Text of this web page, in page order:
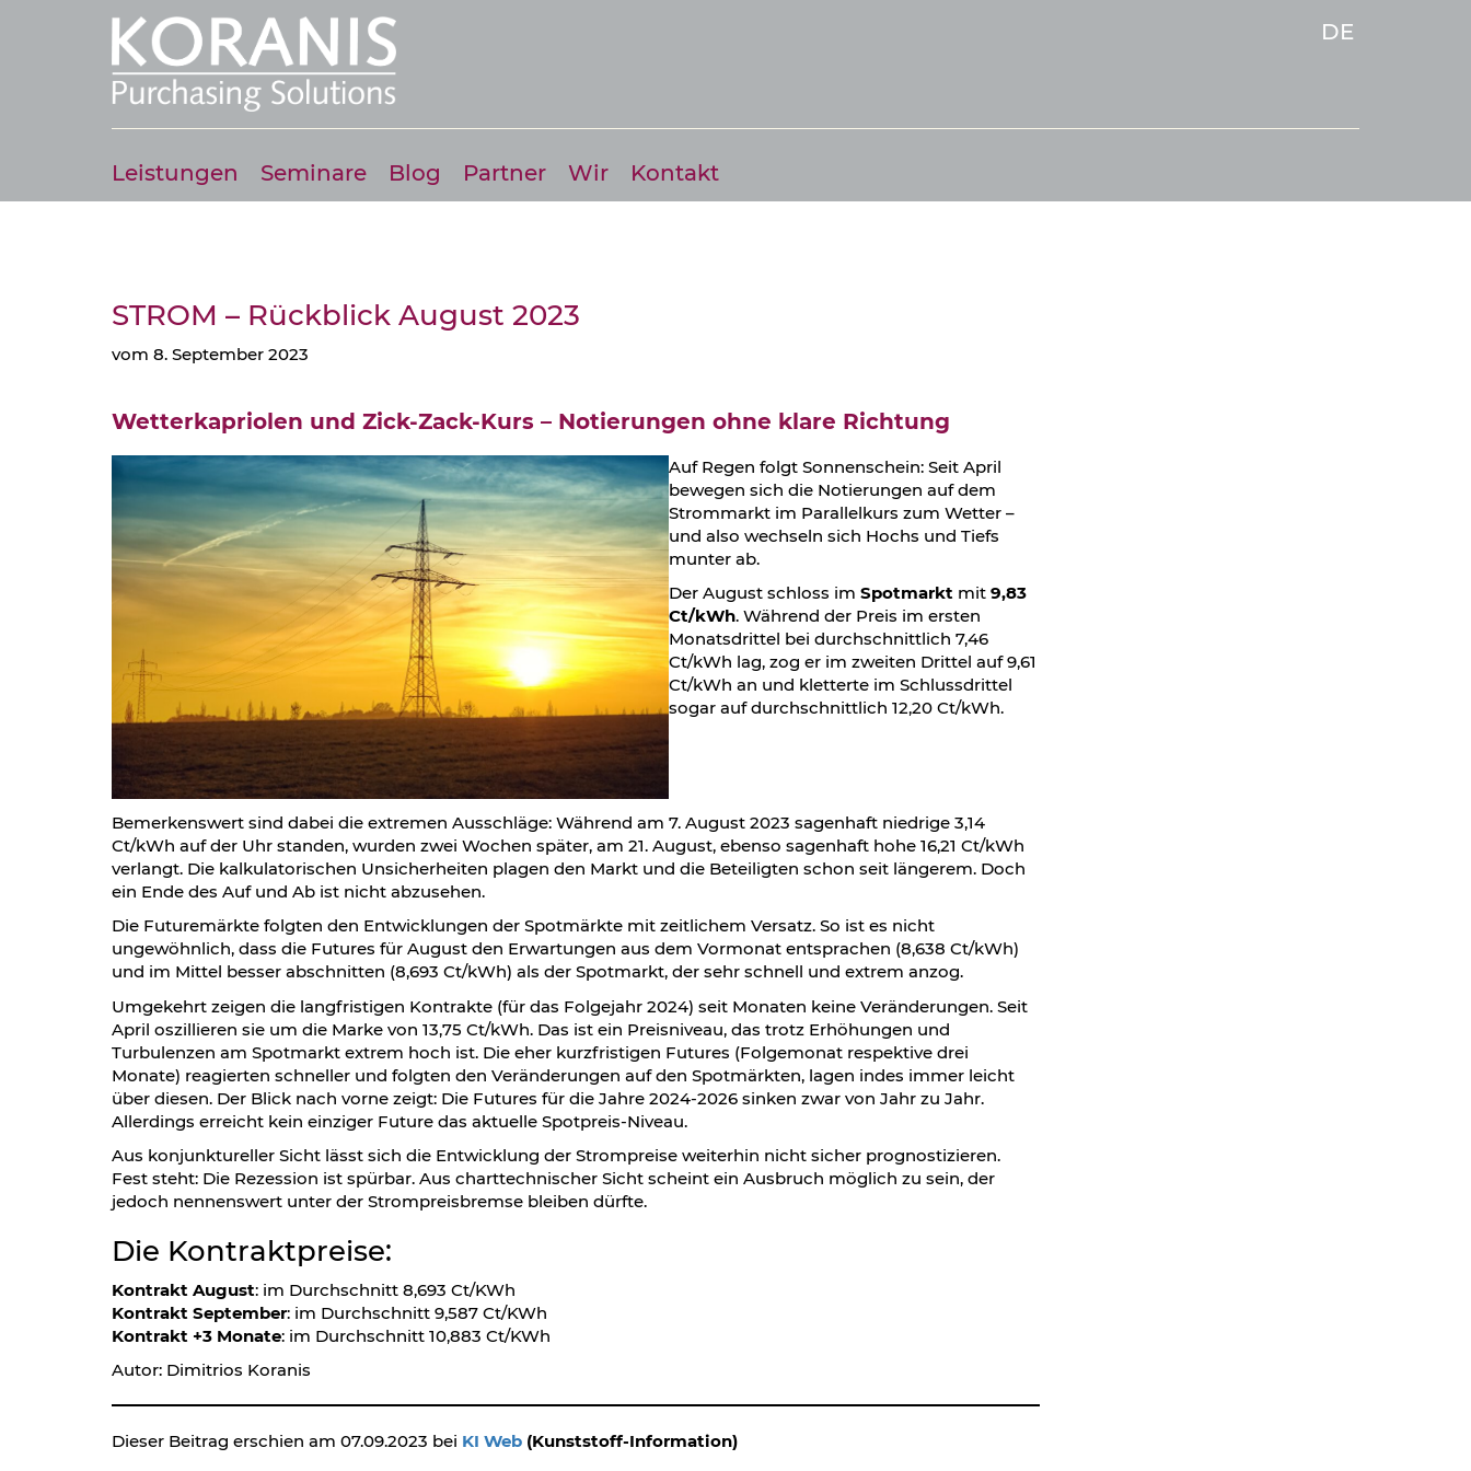
DE
Leistungen Seminare Blog Partner Wir Kontakt
STROM – Rückblick August 2023
vom 8. September 2023
Wetterkapriolen und Zick-Zack-Kurs – Notierungen ohne klare Richtung
Auf Regen folgt Sonnenschein: Seit April
bewegen sich die Notierungen auf dem
Strommarkt im Parallelkurs zum Wetter –
und also wechseln sich Hochs und Tiefs
munter ab.
Der August schloss im Spotmarkt mit 9,83
Ct/kWh. Während der Preis im ersten
Monatsdrittel bei durchschnittlich 7,46
Ct/kWh lag, zog er im zweiten Drittel auf 9,61
Ct/kWh an und kletterte im Schlussdrittel
sogar auf durchschnittlich 12,20 Ct/kWh.
Bemerkenswert sind dabei die extremen Ausschläge: Während am 7. August 2023 sagenhaft niedrige 3,14
Ct/kWh auf der Uhr standen, wurden zwei Wochen später, am 21. August, ebenso sagenhaft hohe 16,21 Ct/kWh
verlangt. Die kalkulatorischen Unsicherheiten plagen den Markt und die Beteiligten schon seit längerem. Doch
ein Ende des Auf und Ab ist nicht abzusehen.
Die Futuremärkte folgten den Entwicklungen der Spotmärkte mit zeitlichem Versatz. So ist es nicht
ungewöhnlich, dass die Futures für August den Erwartungen aus dem Vormonat entsprachen (8,638 Ct/kWh)
und im Mittel besser abschnitten (8,693 Ct/kWh) als der Spotmarkt, der sehr schnell und extrem anzog.
Umgekehrt zeigen die langfristigen Kontrakte (für das Folgejahr 2024) seit Monaten keine Veränderungen. Seit
April oszillieren sie um die Marke von 13,75 Ct/kWh. Das ist ein Preisniveau, das trotz Erhöhungen und
Turbulenzen am Spotmarkt extrem hoch ist. Die eher kurzfristigen Futures (Folgemonat respektive drei
Monate) reagierten schneller und folgten den Veränderungen auf den Spotmärkten, lagen indes immer leicht
über diesen. Der Blick nach vorne zeigt: Die Futures für die Jahre 2024-2026 sinken zwar von Jahr zu Jahr.
Allerdings erreicht kein einziger Future das aktuelle Spotpreis-Niveau.
Aus konjunktureller Sicht lässt sich die Entwicklung der Strompreise weiterhin nicht sicher prognostizieren.
Fest steht: Die Rezession ist spürbar. Aus charttechnischer Sicht scheint ein Ausbruch möglich zu sein, der
jedoch nennenswert unter der Strompreisbremse bleiben dürfte.
Die Kontraktpreise:
Kontrakt August: im Durchschnitt 8,693 Ct/KWh
Kontrakt September: im Durchschnitt 9,587 Ct/KWh
Kontrakt +3 Monate: im Durchschnitt 10,883 Ct/KWh
Autor: Dimitrios Koranis
Dieser Beitrag erschien am 07.09.2023 bei KI Web (Kunststoff-Information)